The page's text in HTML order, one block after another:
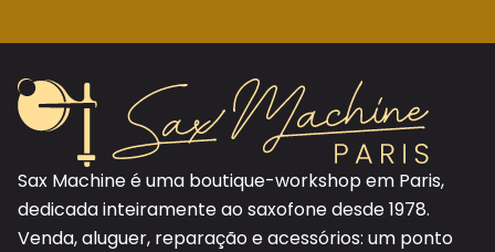
Sax Machine é uma boutique-workshop em Paris,
dedicada inteiramente ao saxofone desde 1978.
Venda, aluguer, reparação e acessórios: um ponto